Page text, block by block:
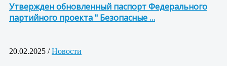
Утвержден обновленный паспорт Федерального
партийного проекта " Безопасные …
20.02.2025 /Новости